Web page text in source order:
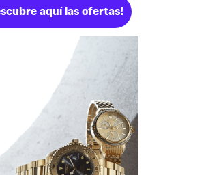
aquí las ofertas!